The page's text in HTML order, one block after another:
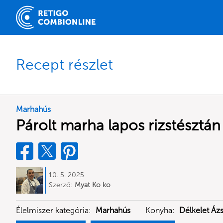
Recept részlet
Marhahús
Párolt marha lapos rizstésztán
10. 5. 2025
Szerző: Myat Ko ko
Élelmiszer kategória: Marhahús Konyha: Délkelet